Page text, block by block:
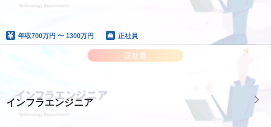
年収700万円 〜 1300万円 正社員
インフラエンジニア